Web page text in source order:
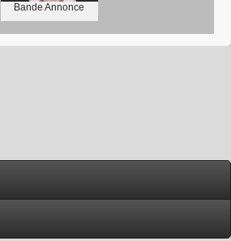
Bande Annonce